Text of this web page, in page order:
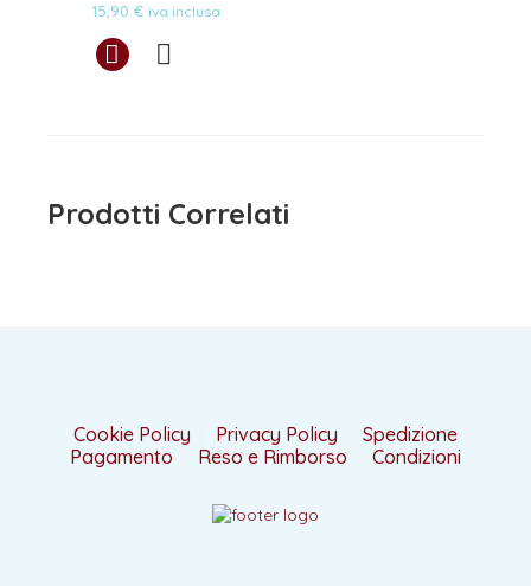
15,90 € iva inclusa
Prodotti Correlati
Cookie Policy Privacy Policy
Spedizione
Pagamento
Reso e Rimborso Condizioni